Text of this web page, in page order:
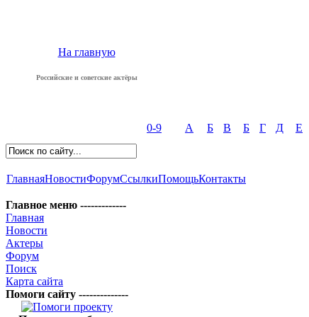
На главную
Российские и советские актёры
0-9 А Б В Б Г Д Е
ГлавнаяНовостиФорумСсылкиПомощьКонтакты
Главное меню -------------
Главная
Новости
Актеры
Форум
Поиск
Карта сайта
Помоги сайту --------------